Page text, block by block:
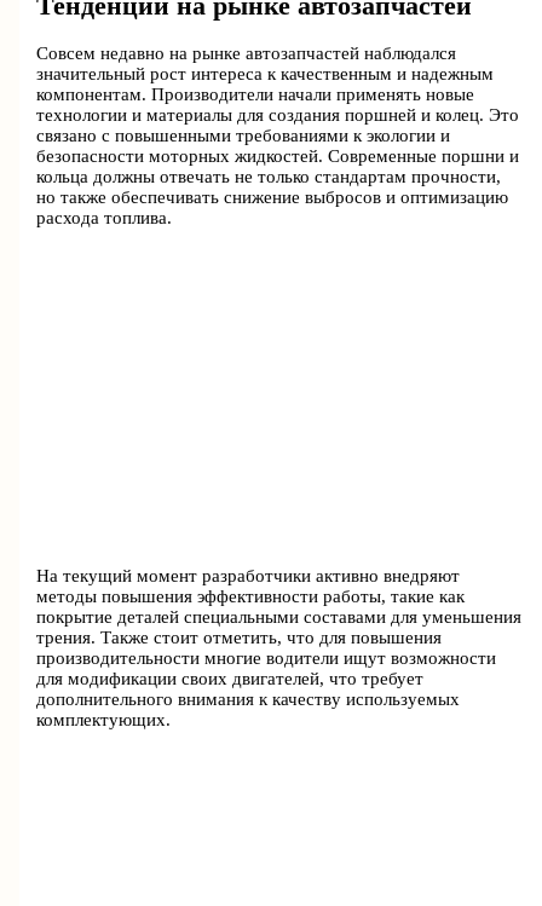
Тенденции на рынке автозапчастей
Совсем недавно на рынке автозапчастей наблюдался
значительный рост интереса к качественным и надежным
компонентам. Производители начали применять новые
технологии и материалы для создания поршней и колец. Это
связано с повышенными требованиями к экологии и
безопасности моторных жидкостей. Современные поршни и
кольца должны отвечать не только стандартам прочности,
но также обеспечивать снижение выбросов и оптимизацию
расхода топлива.
На текущий момент разработчики активно внедряют
методы повышения эффективности работы, такие как
покрытие деталей специальными составами для уменьшения
трения. Также стоит отметить, что для повышения
производительности многие водители ищут возможности
для модификации своих двигателей, что требует
дополнительного внимания к качеству используемых
комплектующих.